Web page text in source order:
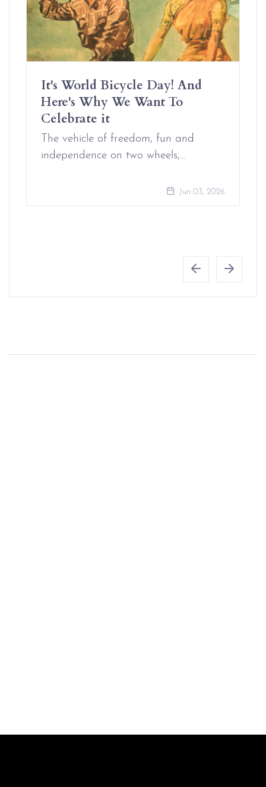
It's World Bicycle Day! And
Here's Why We Want To
Celebrate it
The vehicle of freedom, fun and
independence on two wheels,…
Jun 03, 2026